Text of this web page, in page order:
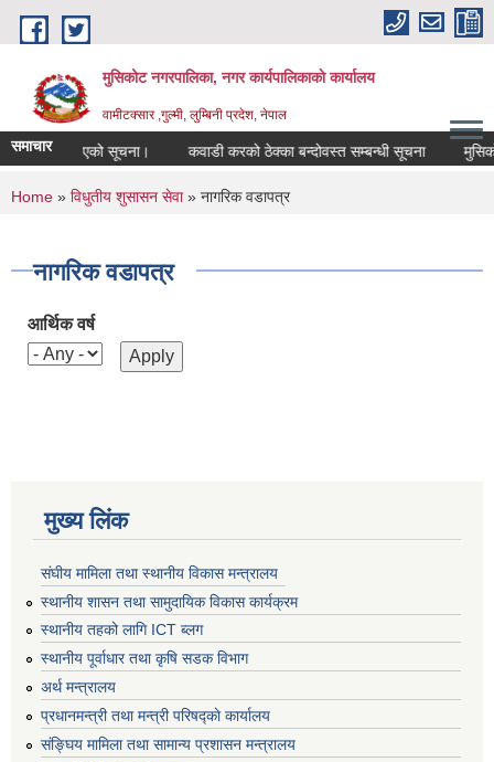
Skip to main content
मुसिकोट नगरपालिका, नगर कार्यपालिकाकाे कार्यालय
वामीटक्सार ,गुल्मी, लुम्बिनी प्रदेश, नेपाल
समाचारगरिएको सूचना। कवाडी करको ठेक्का बन्दोवस्त सम्बन्धी सूचना मुसिकोट
You are here
Home » विधुतीय शुसासन सेवा» नागरिक वडापत्र
नागरिक वडापत्र
आर्थिक वर्ष
मुख्य लिंक
संघीय मामिला तथा स्थानीय विकास मन्त्रालय
स्थानीय शासन तथा सामुदायिक विकास कार्यक्रम
स्थानीय तहको लागि ICT ब्लग
स्थानीय पूर्वाधार तथा कृषि सडक विभाग
अर्थ मन्त्रालय
प्रधानमन्त्री तथा मन्त्री परिषद्काे कार्यालय
संङ्घिय मामिला तथा सामान्य प्रशासन मन्त्रालय